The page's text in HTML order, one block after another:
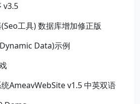
v3.5
工具) 数据库增加修正版
Data)示例
AmeavWebSite v1.5 中英双语